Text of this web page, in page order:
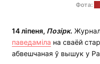
Фота:
14 ліпеня, Позірк.
паведаміла на сваёй
абвешчаная ў вышук у